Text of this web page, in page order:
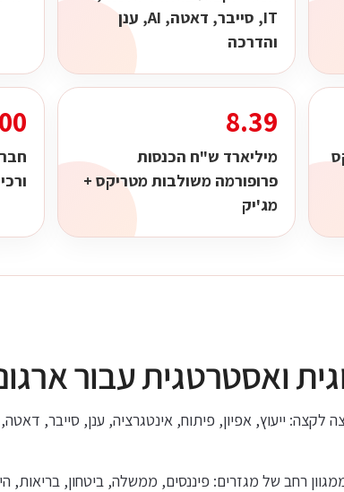
IT, סייבר, דאטה, AI, ענן
והדרכה
8.39
מיליארד ש"ח הכנסות
פרופורמה משולבות מטריקס +
מג'יק
ואסטרטגית עבור
רחב של מגזרים: פיננסים, ממשלה, ביטחון, בריאות,